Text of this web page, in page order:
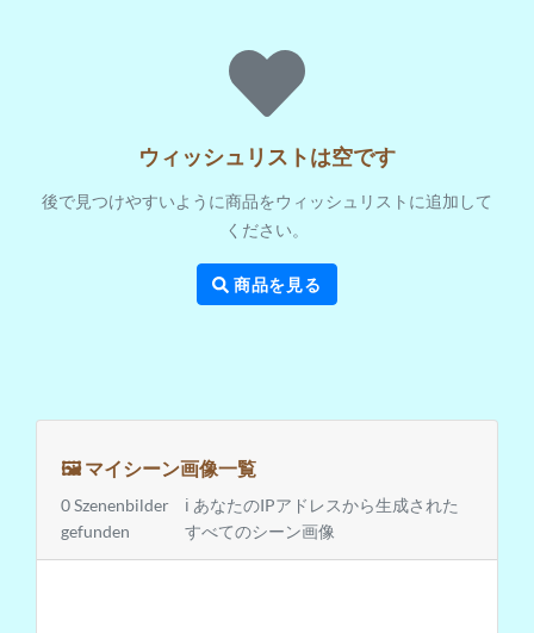
ウィッシュリストは空です
後で見つけやすいように商品をウィッシュリストに追加して
ください。
商品を見る
🖼️ マイシーン画像一覧
0 Szenenbilder
gefunden
ℹ️ あなたのIPアドレスから生成された
すべてのシーン画像